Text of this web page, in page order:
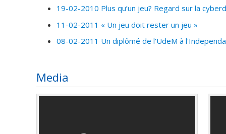
19-02-2010 Plus qu’un jeu? Regard sur la
11-02-2011 « Un jeu doit rester un jeu »
08-02-2011 Un diplômé de l'UdeM à
Media